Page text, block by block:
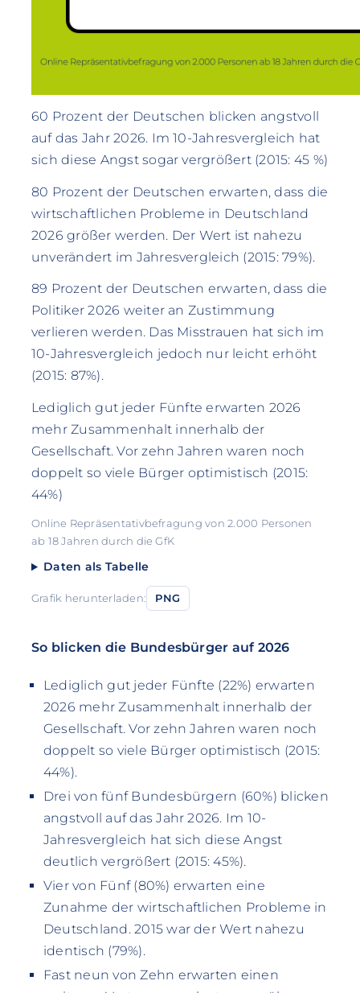
60 Prozent der Deutschen blicken angstvoll
auf das Jahr 2026. Im 10-Jahresvergleich hat
sich diese Angst sogar vergrößert (2015: 45 %)
80 Prozent der Deutschen erwarten, dass die
wirtschaftlichen Probleme in Deutschland
2026 größer werden. Der Wert ist nahezu
unverändert im Jahresvergleich (2015: 79%).
89 Prozent der Deutschen erwarten, dass die
Politiker 2026 weiter an Zustimmung
verlieren werden. Das Misstrauen hat sich im
10-Jahresvergleich jedoch nur leicht erhöht
(2015: 87%).
Lediglich gut jeder Fünfte erwarten 2026
mehr Zusammenhalt innerhalb der
Gesellschaft. Vor zehn Jahren waren noch
doppelt so viele Bürger optimistisch (2015:
44%)
Online Repräsentativbefragung von 2.000 Personen
ab 18 Jahren durch die GfK
Daten als Tabelle
Grafik herunterladen: PNG
So blicken die Bundesbürger auf 2026
Lediglich gut jeder Fünfte (22%) erwarten
2026 mehr Zusammenhalt innerhalb der
Gesellschaft. Vor zehn Jahren waren noch
doppelt so viele Bürger optimistisch (2015:
44%).
Drei von fünf Bundesbürgern (60%) blicken
angstvoll auf das Jahr 2026. Im 10-
Jahresvergleich hat sich diese Angst
deutlich vergrößert (2015: 45%).
Vier von Fünf (80%) erwarten eine
Zunahme der wirtschaftlichen Probleme in
Deutschland. 2015 war der Wert nahezu
identisch (79%).
Fast neun von Zehn erwarten einen